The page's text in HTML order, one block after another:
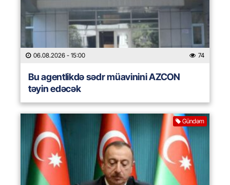
06.08.2026 - 15:00 74
Bu agentlikdə sədr müavinini AZCON
təyin edəcək
Gündəm